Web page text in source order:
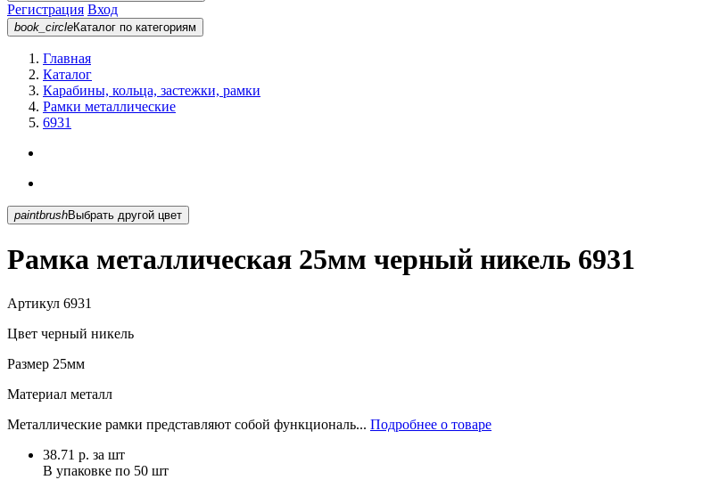
Регистрация Вход
book_circleКаталог по категориям
Главная
Каталог
Карабины, кольца, застежки, рамки
Рамки металлические
6931
paintbrush Выбрать другой цвет
Рамка металлическая 25мм черный никель 6931
Артикул 6931
Цвет черный никель
Размер 25мм
Материал металл
Металлические рамки представляют собой функциональ... Подробнее о товаре
38.71 р. за шт
В упаковке по 50 шт